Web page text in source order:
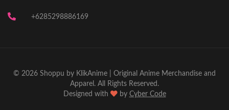
+6285298886169
© 2026 Shoppu by KlikAnime | Original Anime Merchandise and
Apparel. All Rights Reserved.
Designed with
by Cyber Code